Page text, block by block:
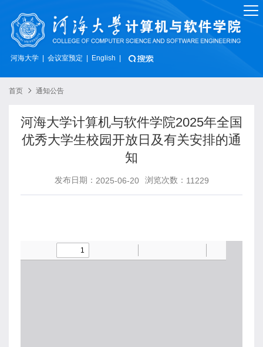
河海大学 会议室预定 English
首页 通知公告
河海大学计算机与软件学院2025年全国
优秀大学生校园开放日及有关安排的通
知
发布日期： 2025-06-20 浏览次数： 11229